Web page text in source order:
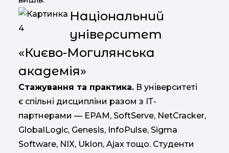
Національний
університет
«Києво-Могилянська
академія»
Стажування та практика. В університеті
є спільні дисципліни разом з ІТ-
партнерами — EPAM, SoftServe, NetCracker,
GlobalLogic, Genesis, InfoPulse, Sigma
Software, NIX, Uklon, Ajax тощо. Студенти